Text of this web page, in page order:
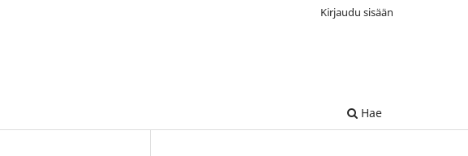
Hae
Kirjaudu sisään